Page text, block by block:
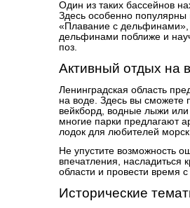
Один из таких бассейнов
Здесь особенно
«Плавание с дельфинами»,
дельфинами поближе и
поз.
Активный отдых на
Ленинградская область
на воде. Здесь вы сможете
вейкборд, водные лыжи или
многие парки предлагают
лодок для любителей
Не упустите возможность
впечатления, насладиться
области и провести время
Исторические